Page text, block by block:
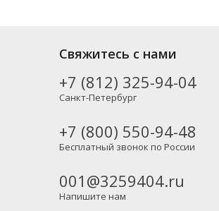
Свяжитесь с нами
+7 (812) 325-94-04
Санкт-Петербург
+7 (800) 550-94-48
Бесплатный звонок по России
001@3259404.ru
Напишите нам